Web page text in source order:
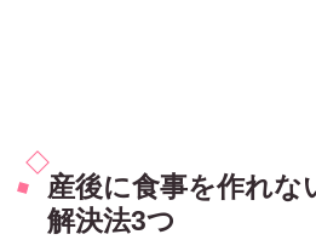
産後に食事を作れな
解決法3つ